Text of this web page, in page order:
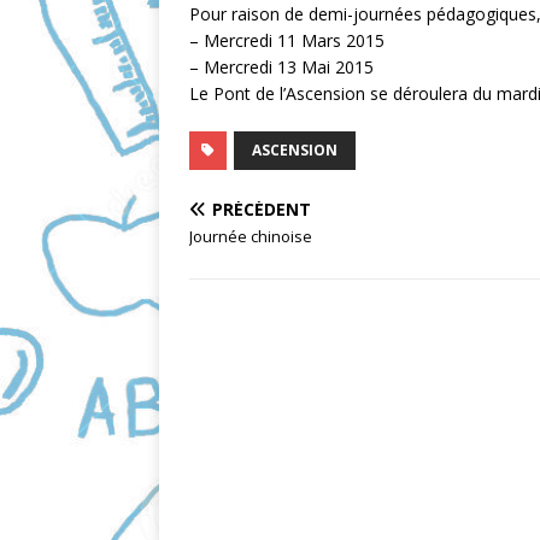
c
e
k
a
i
Pour raison de demi-journées
– Mercredi 11 Mars 2015
– Mercredi 13 Mai 2015
Le Pont de l’Ascension se déroulera du
ASCENSION
PRÉCÉDENT
Journée chinoise